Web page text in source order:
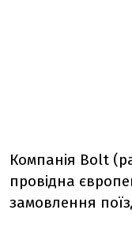
Компанія Bolt
провідна
замовлення